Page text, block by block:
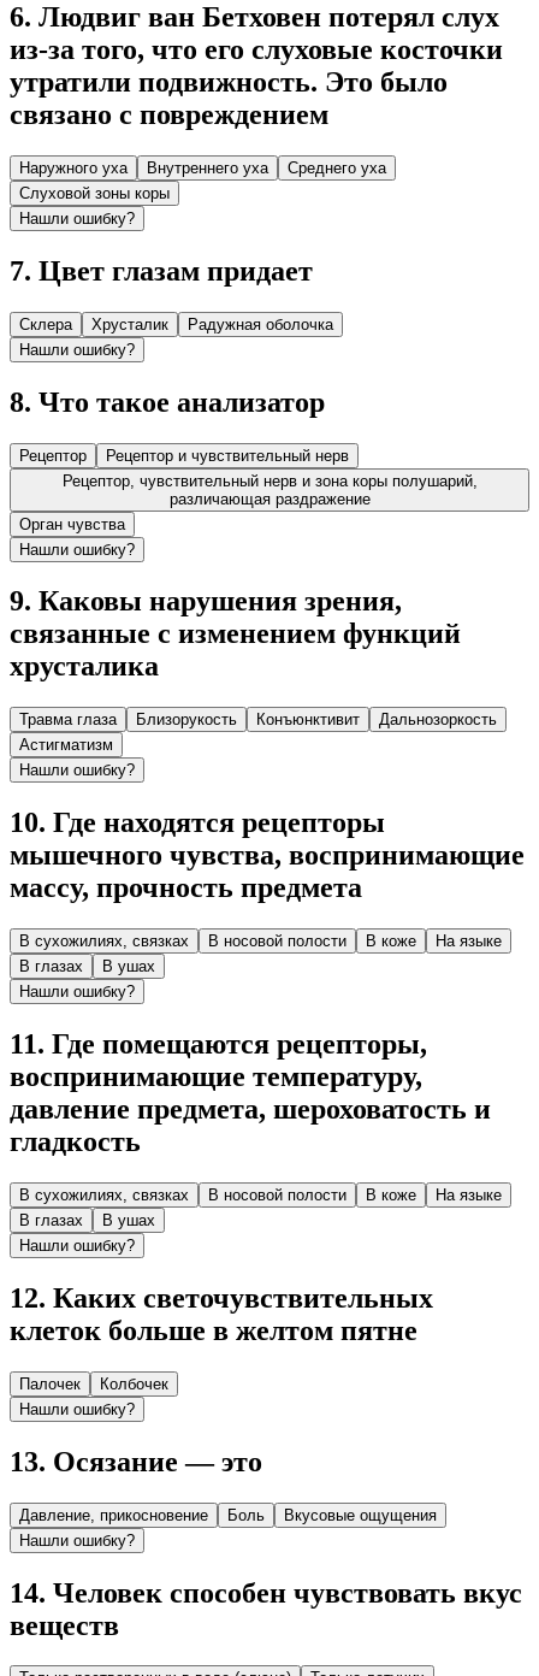
6. Людвиг ван Бетховен потерял слух
из-за того, что его слуховые косточки
утратили подвижность. Это было
связано с повреждением
Наружного уха Внутреннего уха
Среднего уха
Слуховой зоны коры
Нашли ошибку?
7. Цвет глазам придает
Склера Хрусталик
Радужная оболочка
Нашли ошибку?
8. Что такое анализатор
Рецептор
Рецептор и чувствительный нерв
Рецептор, чувствительный нерв и зона коры полу­шарий,
различающая раздражение
Орган чувства
Нашли ошибку?
9. Каковы нарушения зрения,
связанные с изменением функций
хрусталика
Травма глаза Близорукость Конъюнктивит
Дальнозоркость
Астигматизм
Нашли ошибку?
10. Где находятся рецепторы
мышечного чувства, воспринимающие
массу, прочность предмета
В сухожилиях, связках В носовой полости В коже
На языке
В глазах
В ушах
Нашли ошибку?
11. Где помещаются рецепторы,
воспринимающие тем­пературу,
давление предмета, шероховатость и
глад­кость
В сухожилиях, связках В носовой полости В коже
На языке
В глазах
В ушах
Нашли ошибку?
12. Каких светочувствительных
клеток больше в жел­том пятне
Палочек
Колбочек
Нашли ошибку?
13. Осязание — это
Давление, прикосновение Боль
Вкусовые ощущения
Нашли ошибку?
14. Человек способен чувствовать вкус
веществ